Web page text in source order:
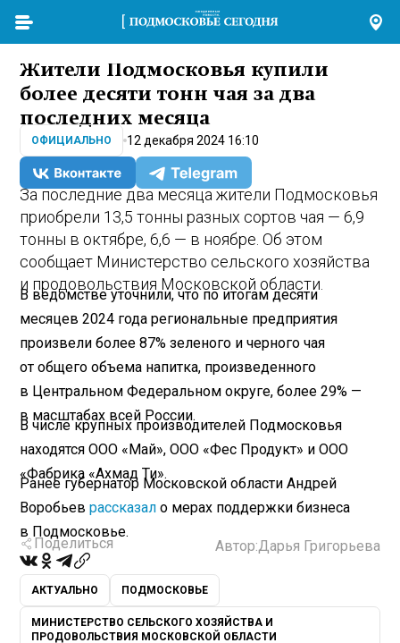
Жители Подмосковья купили
более десяти тонн чая за два
последних месяца
ОФИЦИАЛЬНО 12 декабря 2024 16:10
За последние два месяца жители Подмосковья
приобрели 13,5 тонны разных сортов чая — 6,9
тонны в октябре, 6,6 — в ноябре. Об этом
сообщает Министерство сельского хозяйства
и продовольствия Московской области.
В ведомстве уточнили, что по итогам десяти
месяцев 2024 года региональные предприятия
произвели более 87% зеленого и черного чая
от общего объема напитка, произведенного
в Центральном Федеральном округе, более 29% —
в масштабах всей России.
В числе крупных производителей Подмосковья
находятся ООО «Май», ООО «Фес Продукт» и ООО
«Фабрика «Ахмад Ти».
Ранее губернатор Московской области Андрей
Воробьеврассказал о мерах поддержки бизнеса
в Подмосковье.
Поделиться Автор:Дарья Григорьева
АКТУАЛЬНО ПОДМОСКОВЬЕ
МИНИСТЕРСТВО СЕЛЬСКОГО ХОЗЯЙСТВА И
ПРОДОВОЛЬСТВИЯ МОСКОВСКОЙ ОБЛАСТИ